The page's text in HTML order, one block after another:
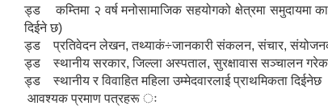
ड्ड कम्तिमा २ वर्ष मनोसामाजिक सहयोगको क्षेत्रमा समुदायमा
दिईने छ)
ड्ड प्रतिवेदन लेखन, तथ्याकं÷जानकारी संकलन, संचार,
ड्ड स्थानीय सरकार, जिल्ला अस्पताल, सुरक्षावास सञ्चालन
ड्ड स्थानीय र विवाहित महिला उम्मेदवारलाई प्राथमिकता दिईनेछ
आवश्यक प्रमाण पत्रहरू ः